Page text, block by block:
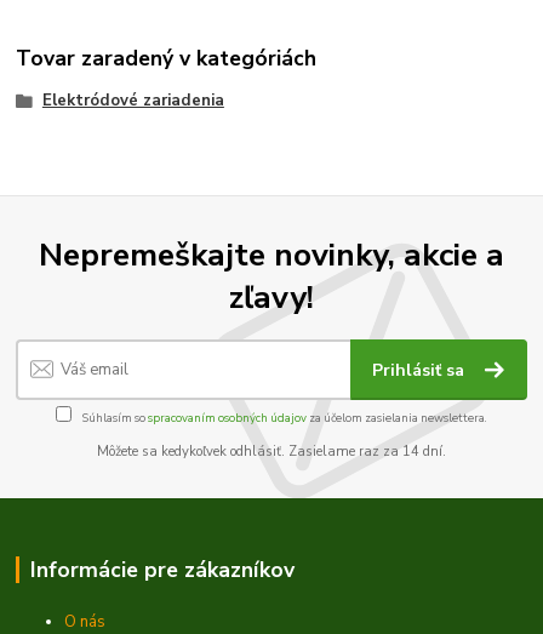
Tovar zaradený v kategóriách
Elektródové zariadenia
Nepremeškajte novinky, akcie a
zľavy!
Prihlásiť sa
Súhlasím sospracovaním osobných údajov za účelom zasielania newslettera.
Môžete sa kedykoľvek odhlásiť. Zasielame raz za 14 dní.
Informácie pre zákazníkov
O nás